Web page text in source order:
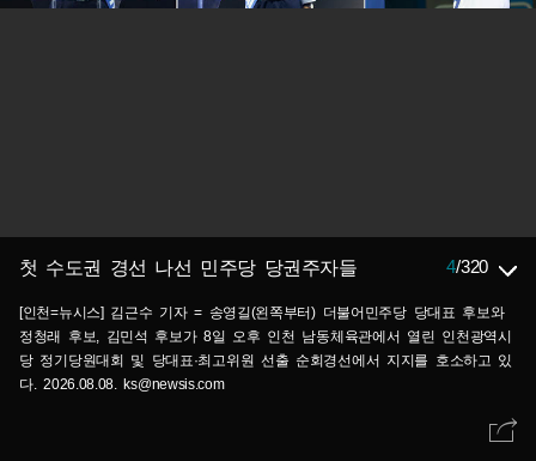
첫 수도권 경선 나선 민주당 당권주자들 4/320
[인천=뉴시스] 김근수 기자 = 송영길(왼쪽부터) 더불어민주당 당대표 후보와
정청래 후보, 김민석 후보가 8일 오후 인천 남동체육관에서 열린 인천광역시
당 정기당원대회 및 당대표·최고위원 선출 순회경선에서 지지를 호소하고 있
다. 2026.08.08. ks@newsis.com